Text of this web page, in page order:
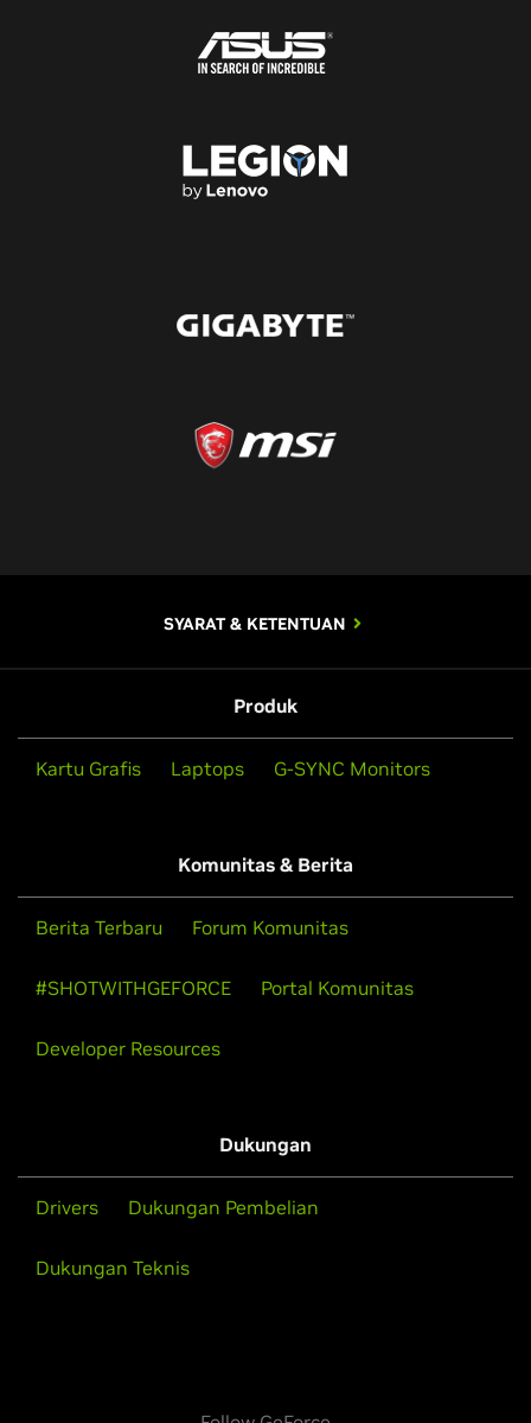
SYARAT & KETENTUAN
Produk
Kartu Grafis Laptops G-SYNC Monitors
Komunitas & Berita
Berita Terbaru Forum Komunitas
#SHOTWITHGEFORCE Portal Komunitas
Developer Resources
Dukungan
Drivers Dukungan Pembelian
Dukungan Teknis